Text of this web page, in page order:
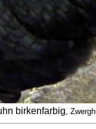
birkenfarbig,